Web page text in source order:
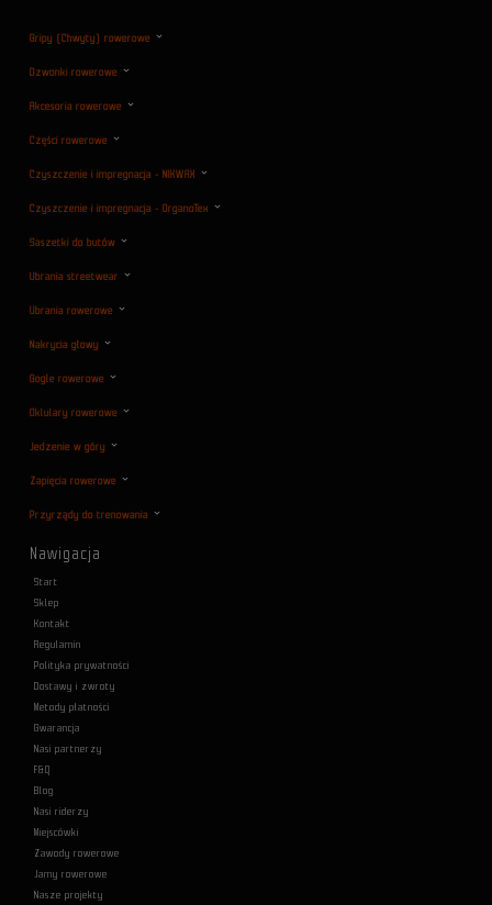
Gripy (Chwyty) rowerowe
Dzwonki rowerowe
Akcesoria rowerowe
Części rowerowe
Czyszczenie i impregnacja - NIKWAX
Czyszczenie i impregnacja - OrganoTex
Saszetki do butów
Ubrania streetwear
Ubrania rowerowe
Nakrycia głowy
Gogle rowerowe
Oklulary rowerowe
Jedzenie w góry
Zapięcia rowerowe
Przyrządy do trenowania
Nawigacja
Start
Sklep
Kontakt
Regulamin
Polityka prywatności
Dostawy i zwroty
Metody płatności
Gwarancja
Nasi partnerzy
F&Q
Blog
Nasi riderzy
Miejscówki
Zawody rowerowe
Jamy rowerowe
Nasze projekty